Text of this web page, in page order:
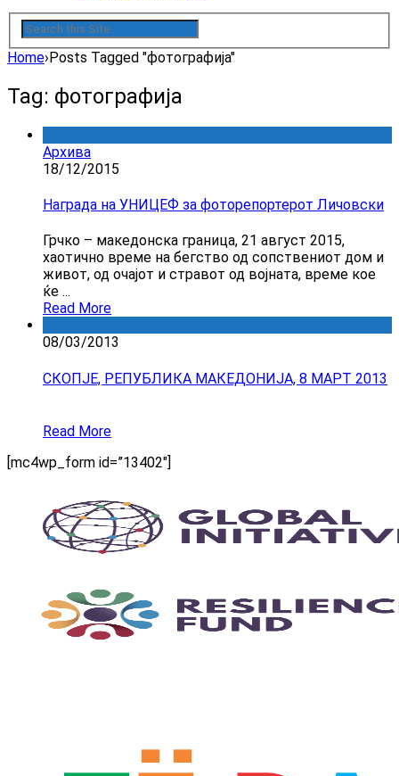
Home›Posts Tagged "фотографија"
Tag: фотографија
Архива
18/12/2015
Награда на УНИЦЕФ за фоторепортерот Личовски
Грчко – македонска граница, 21 август 2015,
хаотично време на бегство од сопствениот дом и
живот, од очајот и стравот од војната, време кое
ќе ...
Read More
08/03/2013
СКОПЈЕ, РЕПУБЛИКА МАКЕДОНИЈА, 8 МАРТ 2013
Read More
[mc4wp_form id=”13402″]